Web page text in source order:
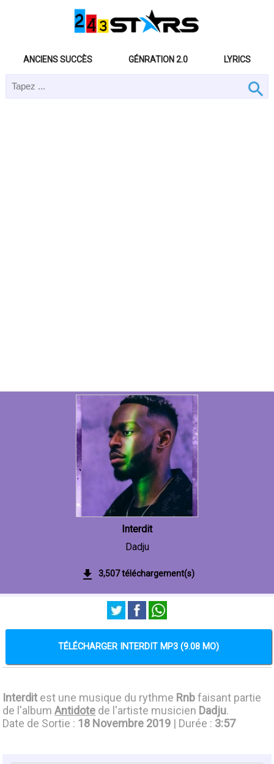
ANCIENS SUCCÈS GÉNRATION 2.0 LYRICS
Interdit
Dadju
3,507 téléchargement(s)
TÉLÉCHARGER INTERDIT MP3 (9.08 MO)
Interdit est une musique du rythme Rnbfaisant partie
de l'albumAntidote de l'artiste musicien Dadju.
Date de Sortie : 18 Novembre 2019 | Durée : 3:57